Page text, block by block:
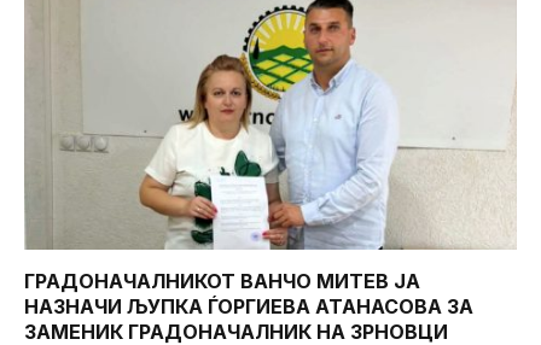
ГРАДОНАЧАЛНИКОТ ВАНЧО МИТЕВ ЈА
НАЗНАЧИ ЉУПКА ЃОРГИЕВА АТАНАСОВА ЗА
ЗАМЕНИК ГРАДОНАЧАЛНИК НА ЗРНОВЦИ